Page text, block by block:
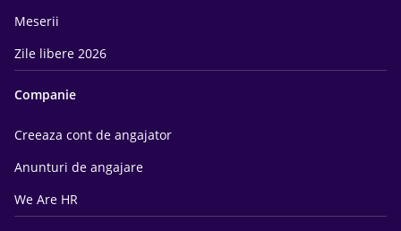
Meserii
Zile libere 2026
Companie
Creeaza cont de angajator
Anunturi de angajare
We Are HR